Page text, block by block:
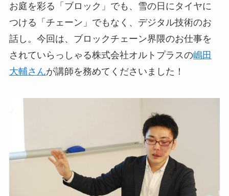
お庭を彩る「ブロック」でも、雪の日にタイヤに
つける「チェーン」でもなく、デジタル技術のお
話し。今回は、ブロックチェーン界隈のお仕事を
されていらっしゃる株式会社オルトプラスの嶋田
大輔さんが講師を務めてくださいました！